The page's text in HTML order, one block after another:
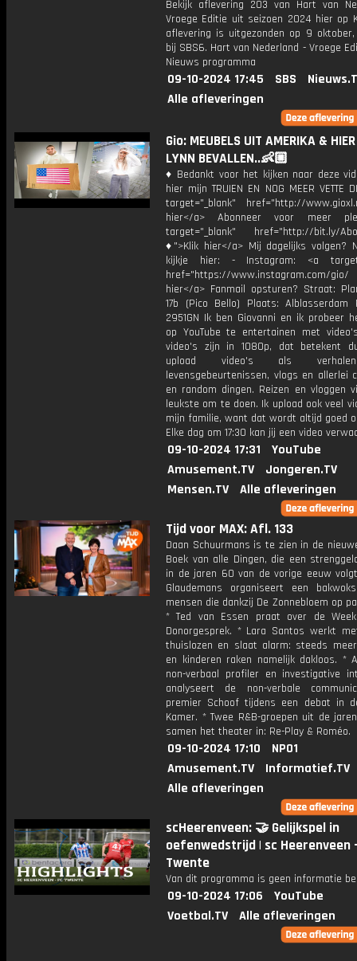
Bekijk aflevering 203 van Hart van
Vroege Editie uit seizoen 2024 hier op
aflevering is uitgezonden op 9 oktober,
bij SBS6. Hart van Nederland - Vroege
Nieuws programma
09-10-2024 17:45 SBS
Alle afleveringen
Gio: MEUBELS UIT AMERIKA &
LYNN BEVALLEN..👶🏼
♦ Bedankt voor het kijken naar deze
hier mijn TRUIEN EN NOG MEER VETTE
target="_blank" href="http://
hier</a> Abonneer voor meer
target="_blank" href="http://bit.ly/
♦">Klik hier</a> Mij dagelijks volgen?
kijkje hier: - Instagram: <a
href="https://www.instagram.com/
hier</a> Fanmail opsturen? Straat:
17b (Pico Bello) Plaats: Alblasserdam
2951GN Ik ben Giovanni en ik probeer
op YouTube te entertainen met
video's zijn in 1080p, dat betekent
upload video's als
levensgebeurtenissen, vlogs en allerlei
en random dingen. Reizen en vloggen
leukste om te doen. Ik upload ook veel
mijn familie, want dat wordt altijd goed
Elke dag om 17:30 kan jij een video
09-10-2024 17:31
YouTube
Amusement.TV
Jongeren.TV
Mensen.TV
Alle afleveringen
Tijd voor MAX: Afl. 133
Daan Schuurmans is te zien in de
Boek van alle Dingen, die een
in de jaren 60 van de vorige eeuw
Glaudemans organiseert een
mensen die dankzij De Zonnebloem op
* Ted van Essen praat over de
Donorgesprek. * Lara Santos werkt
thuislozen en slaat alarm: steeds
en kinderen raken namelijk dakloos. *
non-verbaal profiler en investigative
analyseert de non-verbale
premier Schoof tijdens een debat in
Kamer. * Twee R&B-groepen uit de
samen het theater in: Re-Play & Roméo.
09-10-2024 17:10
NPO1
Amusement.TV
Informatief.TV
Alle afleveringen
scHeerenveen: 🤝 Gelijkspel in
oefenwedstrijd | sc Heerenveen
Twente
Van dit programma is geen informatie
09-10-2024 17:06
YouTube
Voetbal.TV
Alle afleveringen